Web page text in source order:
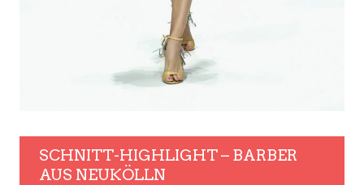
SCHNITT-HIGHLIGHT – BARBER
AUS NEUKÖLLN